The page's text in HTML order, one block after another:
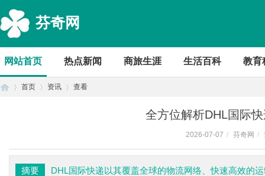
芬奇网
网站首页 热点新闻 商旅生涯 生活百科 教育
首页 资讯 查看
全方位解析DHL国际
2026-07-07 / 芬奇网 /
摘要
DHL国际快递以其覆盖全球的物流网络、快速高效的